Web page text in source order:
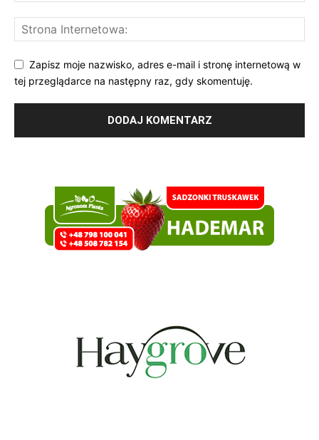
Zapisz moje nazwisko, adres e-mail i stronę internetową w
tej przeglądarce na następny raz, gdy skomentuję.